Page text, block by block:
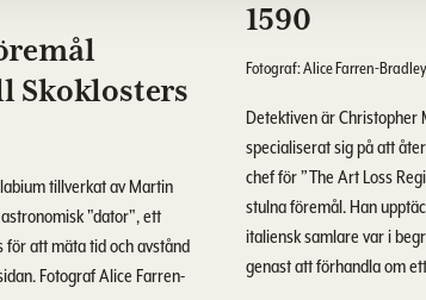
Skoklosters
tillverkat av Martin
"dator", ett
för att mäta tid och avstånd
Fotograf Alice Farren-
1590
Fotograf: Alice Farren-Bradley
Detektiven är Christopher
specialiserat sig på att
chef för ”The Art Loss
stulna föremål. Han
italiensk samlare var i
genast att förhandla om